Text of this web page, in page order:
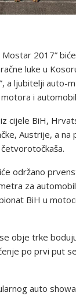
2017”
luke u
a ljubitelji auto-
i
cijele BiH,
Austrije, a na
održano
za
BiH u
obje trke
po prvi put
auto